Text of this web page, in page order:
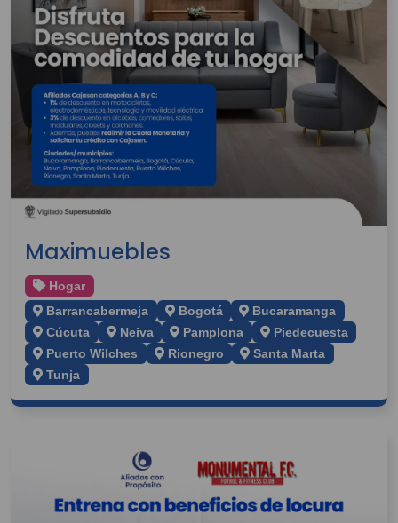
Maximuebles
Hogar
Barrancabermeja
Bogotá
Bucaramanga
Cúcuta
Neiva Pamplona
Piedecuesta
Puerto Wilches
Rionegro
Santa Marta
Tunja